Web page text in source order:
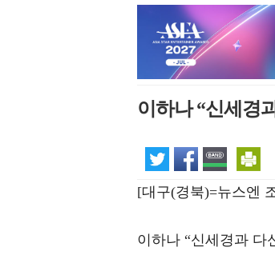
이하나 “신세경
[대구(경북)=뉴스엔
이하나 “신세경과 다